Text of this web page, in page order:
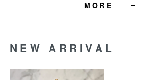
MORE
NEW ARRIVAL